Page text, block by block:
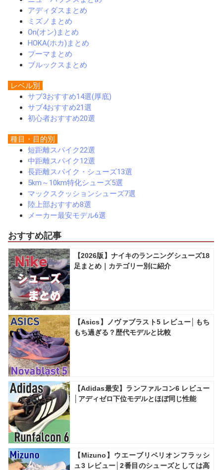
アディダスまとめ
ミズノまとめ
On(オン)まとめ
HOKA(ホカ)まとめ
プーマまとめ
ブルックスまとめ
レベル別
サブ3おすすめ14選(厚底)
サブ4おすすめ21選
初心者おすすめ20選
種目・目的別
短距離スパイク22選
中距離スパイク12選
長距離スパイク・シューズ13選
5km～10km特化シューズ5選
マックスクッションシューズ7選
陸上部おすすめ8選
メーカー最安モデル6選
おすすめ記事
【2026版】ナイキのランニングシューズ18
足まとめ｜カテゴリー別に紹介
【Asics】ノヴァブラスト5 レビュー│もち
もち過ぎる？歴代モデルと比較
【Adidas最安】ランファルコン6 レビュー
│アディゼロ下位モデルとほぼ同じ性能
【Mizuno】ウエーブリベリオンフラッシ
ュ3 レビュー│2番目のシューズとしては高